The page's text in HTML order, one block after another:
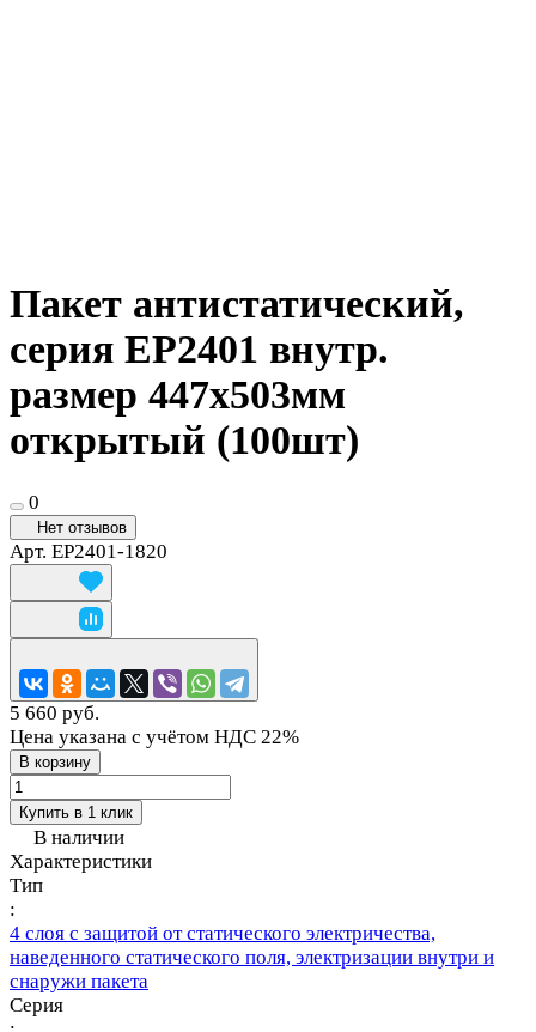
Пакет антистатический,
серия EP2401 внутр.
размер 447х503мм
открытый (100шт)
0
Нет отзывов
Арт. EP2401-1820
5 660 руб.
Цена указана с учётом НДС 22%
В корзину
Купить в 1 клик
В наличии
Характеристики
Тип
:
4 слоя с защитой от статического электричества,
наведенного статического поля, электризации внутри и
снаружи пакета
Серия